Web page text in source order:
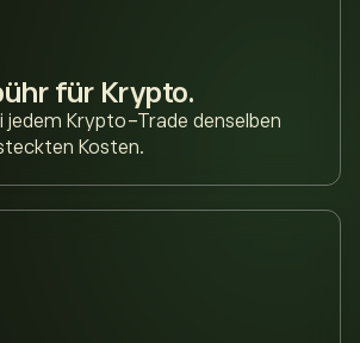
für Krypto.
jedem Krypto-Trade denselben
Kosten.